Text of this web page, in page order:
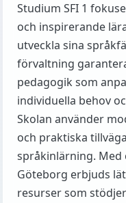
Studium SFI 1
och inspirerande
utveckla sina
förvaltning
pedagogik som
individuella behov
Skolan använder
och praktiska
språkinlärning. Med
Göteborg erbjuds
resurser som